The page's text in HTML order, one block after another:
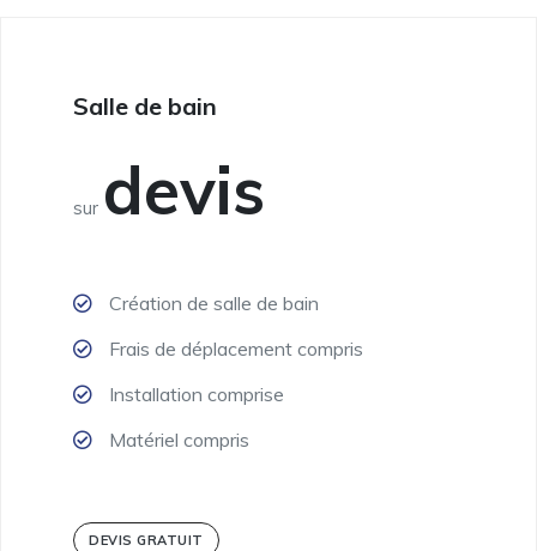
Salle de bain
sur devis
Création de salle de bain
Frais de déplacement compris
Installation comprise
Matériel compris
DEVIS GRATUIT